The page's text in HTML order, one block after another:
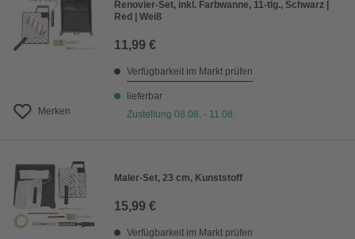
Preis absteigend
Merken
Renovier-Set, inkl. Farbwanne, 11-tlg., Schwarz |
Red | Weiß
11,99 €
Verfügbarkeit im Markt prüfen
lieferbar
Zustellung 08.08. - 11.08.
Maler-Set, 23 cm, Kunststoff
15,99 €
Verfügbarkeit im Markt prüfen